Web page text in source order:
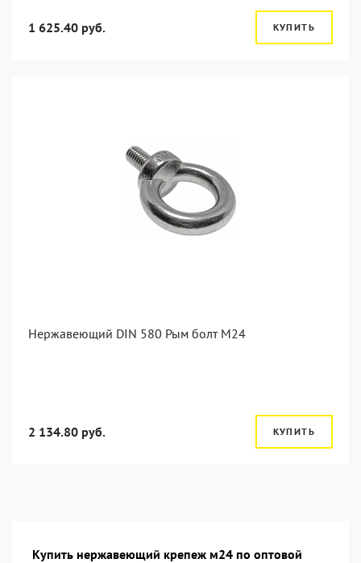
1 625.40 руб. КУПИТЬ
Нержавеющий DIN 580 Рым болт М24
2 134.80 руб. КУПИТЬ
Купить нержавеющий крепеж м24 по оптовой